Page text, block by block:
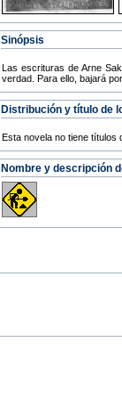
Sinópsis
Las escrituras de Arne
verdad. Para ello, bajará
Distribución y título de
Esta novela no tiene títulos
Nombre y descripción